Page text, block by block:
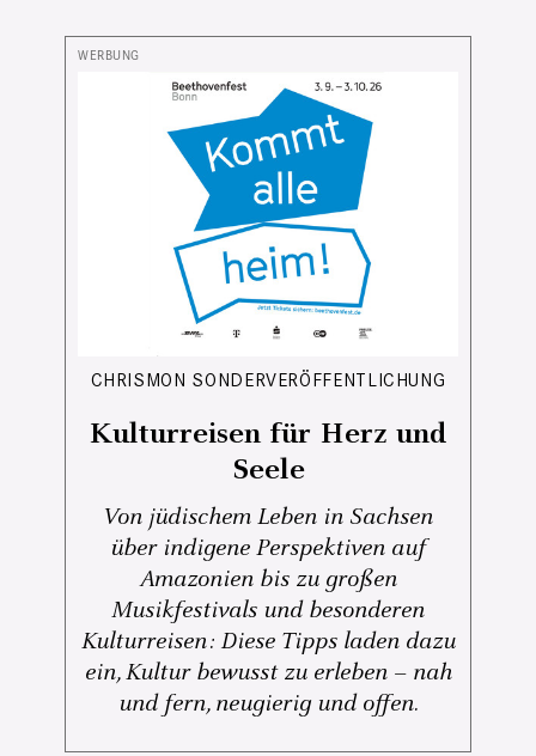
CHRISMON SONDERVERÖFFENTLICHUNG
Kulturreisen für Herz und
Seele
Von jüdischem Leben in Sachsen
über indigene Perspektiven auf
Amazonien bis zu großen
Musikfestivals und besonderen
Kulturreisen: Diese Tipps laden dazu
ein, Kultur bewusst zu erleben – nah
und fern, neugierig und offen.